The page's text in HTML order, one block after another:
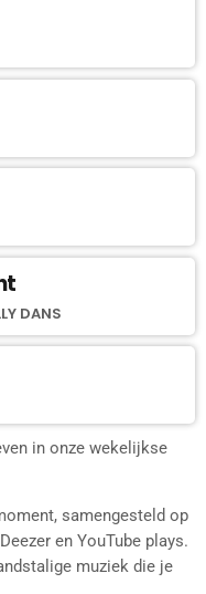
DANS
in onze wekelijkse
samengesteld op
en YouTube plays.
muziek die je